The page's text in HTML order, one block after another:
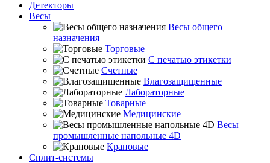
Детекторы
Весы
Весы общего
назначения
Торговые
С печатью этикетки
Счетные
Влагозащищенные
Лабораторные
Товарные
Медицинские
Весы
промышленные напольные 4D
Крановые
Сплит-системы